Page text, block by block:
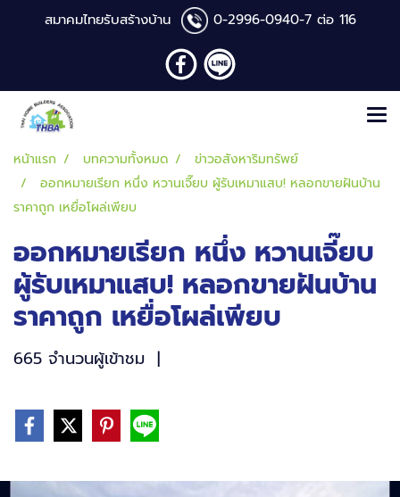
สมาคมไทยรับสร้างบ้าน 0-2996-0940-7 ต่อ 116
หน้าแรก บทความทั้งหมด
ข่าวอสังหาริมทรัพย์
ออกหมายเรียก หนึ่ง หวานเจี๊ยบ ผู้รับเหมาแสบ! หลอกขายฝันบ้าน
ราคาถูก เหยื่อโผล่เพียบ
ออกหมายเรียก หนึ่ง หวานเจี๊ยบ
ผู้รับเหมาแสบ! หลอกขายฝันบ้าน
ราคาถูก เหยื่อโผล่เพียบ
665 จำนวนผู้เข้าชม |